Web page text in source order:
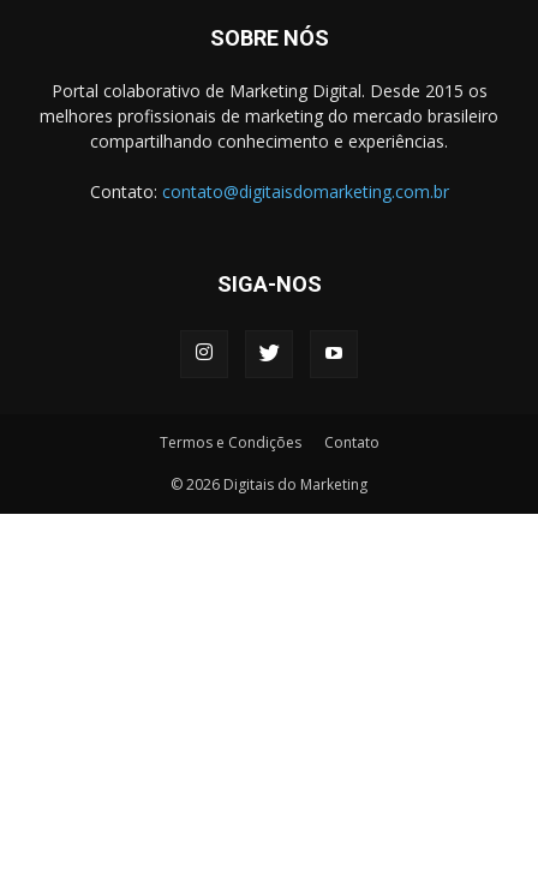
SOBRE NÓS
Portal colaborativo de Marketing Digital. Desde 2015 os
melhores profissionais de marketing do mercado brasileiro
compartilhando conhecimento e experiências.
Contato: contato@digitaisdomarketing.com.br
SIGA-NOS
Termos e Condições Contato
© 2026 Digitais do Marketing